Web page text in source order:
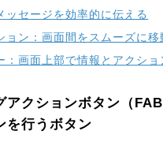
ッセージを効率的に伝える
ョン：画面間をスムーズに移
：画面上部で情報とアクショ
アクションボタン（
を行うボタン